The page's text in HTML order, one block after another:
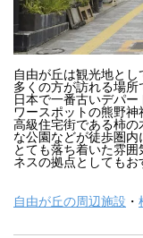
自由が丘は観光地と
多くの方が訪れる場所
日本で一番古いデパ
ワースポットの熊野神
高級住宅街である柿
な公園などが徒歩圏内
とても落ち着いた雰
ネスの拠点としてもお
自由が丘の周辺施設 ・